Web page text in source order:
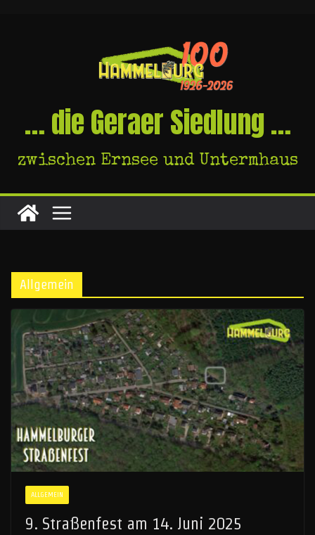
… die Geraer Siedlung …
zwischen Ernsee und Untermhaus
Allgemein
ALLGEMEIN
9. Straßenfest am 14. Juni 2025